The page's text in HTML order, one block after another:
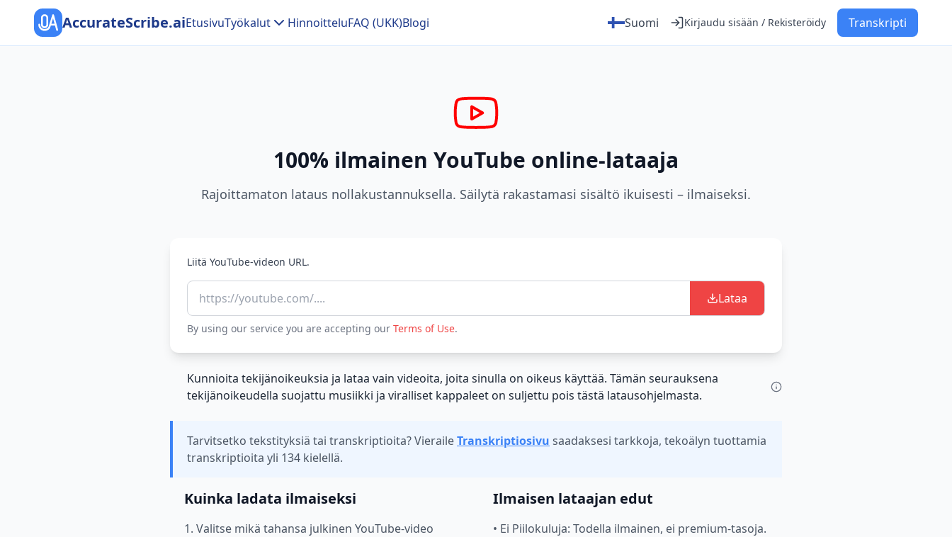
AccurateScribe.aiEtusivuTyökalut HinnoitteluFAQ (UKK)Blogi Suomi Kirjaudu sisään / Rekisteröidy Transkripti
100% ilmainen YouTube online-lataaja
Rajoittamaton lataus nollakustannuksella. Säilytä rakastamasi sisältö ikuisesti – ilmaiseksi.
Liitä YouTube-videon URL.
https://youtube.com/.... Lataa
By using our service you are accepting our Terms of Use.
Kunnioita tekijänoikeuksia ja lataa vain videoita, joita sinulla on oikeus käyttää. Tämän seurauksena
tekijänoikeudella suojattu musiikki ja viralliset kappaleet on suljettu pois tästä latausohjelmasta.
Tarvitsetko tekstityksiä tai transkriptioita? VieraileTranskriptiosivu saadaksesi tarkkoja, tekoälyn tuottamia
transkriptioita yli 134 kielellä.
Kuinka ladata ilmaiseksi
1. Valitse mikä tahansa julkinen YouTube-video
Ilmaisen lataajan edut
• Ei Piilokuluja: Todella ilmainen, ei premium-tasoja.